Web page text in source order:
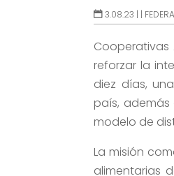
3.08.23 | |
reforzar la
diez días,
país,
modelo de
La misión
alimentarias